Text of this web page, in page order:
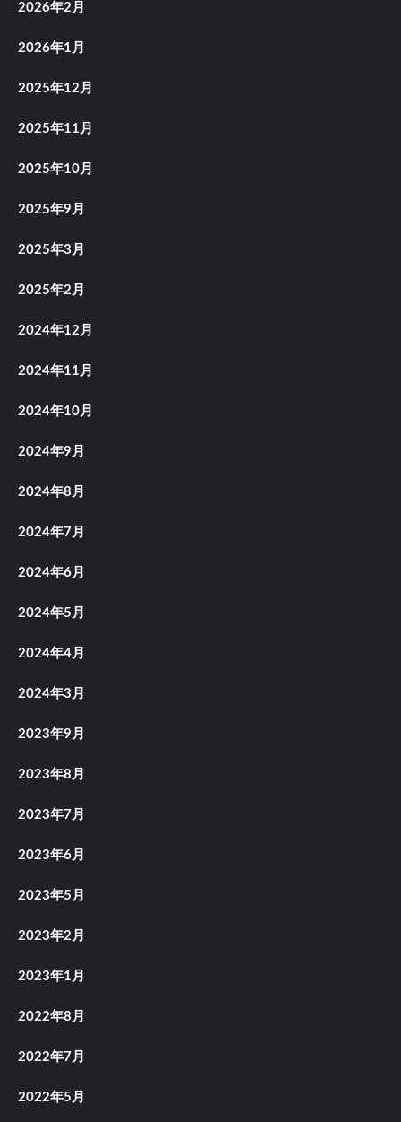
2026年2月
2026年1月
2025年12月
2025年11月
2025年10月
2025年9月
2025年3月
2025年2月
2024年12月
2024年11月
2024年10月
2024年9月
2024年8月
2024年7月
2024年6月
2024年5月
2024年4月
2024年3月
2023年9月
2023年8月
2023年7月
2023年6月
2023年5月
2023年2月
2023年1月
2022年8月
2022年7月
2022年5月